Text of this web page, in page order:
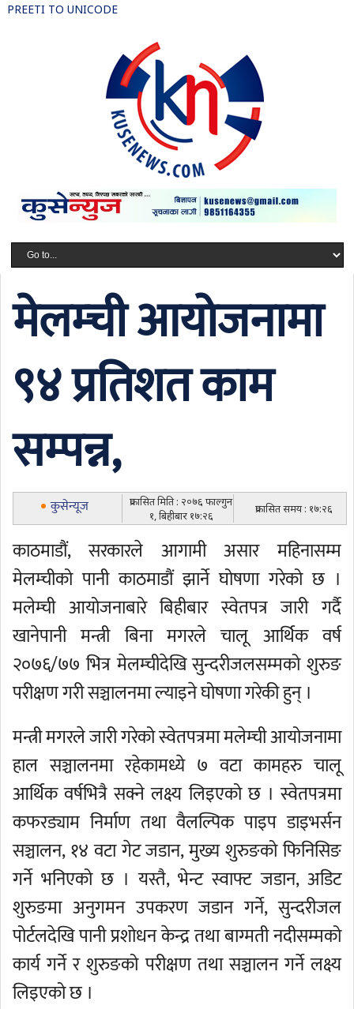
PREETI TO UNICODE
मेलम्ची आयोजनामा
९४ प्रतिशत काम
सम्पन्न,
कुसेन्यूज
प्रकासित मिति : २०७६ फाल्गुन
१, बिहीबार १७:२६
प्रकासित समय : १७:२६
काठमाडौं, सरकारले आगामी असार महिनासम्म
मेलम्चीको पानी काठमाडौं झार्ने घोषणा गरेको छ ।
मलेम्ची आयोजनाबारे बिहीबार स्वेतपत्र जारी गर्दै
खानेपानी मन्त्री बिना मगरले चालू आर्थिक वर्ष
२०७६/७७ भित्र मेलम्चीदेखि सुन्दरीजलसम्मको शुरुङ
परीक्षण गरी सञ्चालनमा ल्याइने घोषणा गरेकी हुन् ।
मन्त्री मगरले जारी गरेको स्वेतपत्रमा मलेम्ची आयोजनामा
हाल सञ्चालनमा रहेकामध्ये ७ वटा कामहरु चालू
आर्थिक वर्षभित्रै सक्ने लक्ष्य लिइएको छ । स्वेतपत्रमा
कफरड्याम निर्माण तथा वैलल्पिक पाइप डाइभर्सन
सञ्चालन, १४ वटा गेट जडान, मुख्य शुरुङको फिनिसिङ
गर्ने भनिएको छ । यस्तै, भेन्ट स्वाफ्ट जडान, अडिट
शुरुङमा अनुगमन उपकरण जडान गर्ने, सुन्दरीजल
पोर्टलदेखि पानी प्रशोधन केन्द्र तथा बाग्मती नदीसम्मको
कार्य गर्ने र शुरुङको परीक्षण तथा सञ्चालन गर्ने लक्ष्य
लिइएको छ ।